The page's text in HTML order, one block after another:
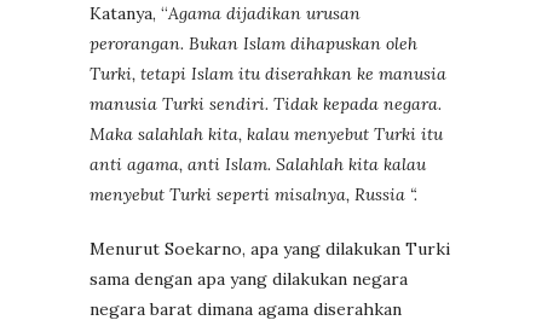
Katanya, “Agama dijadikan urusan
perorangan. Bukan Islam dihapuskan oleh
Turki, tetapi Islam itu diserahkan ke manusia
manusia Turki sendiri. Tidak kepada negara.
Maka salahlah kita, kalau menyebut Turki itu
anti agama, anti Islam. Salahlah kita kalau
menyebut Turki seperti misalnya, Russia “.
Menurut Soekarno, apa yang dilakukan Turki
sama dengan apa yang dilakukan negara
negara barat dimana agama diserahkan